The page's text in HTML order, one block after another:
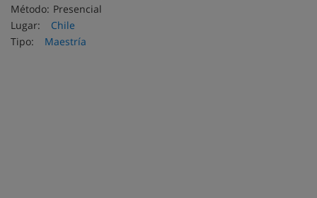
Método: Presencial
Lugar:
Chile
Tipo:
Maestría